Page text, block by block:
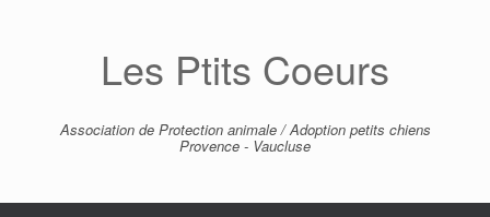
Les Ptits Coeurs
Association de Protection animale / Adoption petits chiens
Provence - Vaucluse